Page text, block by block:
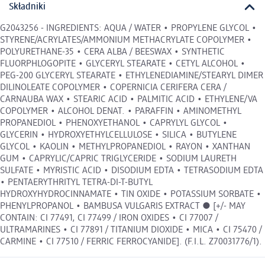
Składniki
G2043256 - INGREDIENTS: AQUA / WATER • PROPYLENE GLYCOL •
STYRENE/ACRYLATES/AMMONIUM METHACRYLATE COPOLYMER •
POLYURETHANE-35 • CERA ALBA / BEESWAX • SYNTHETIC
FLUORPHLOGOPITE • GLYCERYL STEARATE • CETYL ALCOHOL •
PEG-200 GLYCERYL STEARATE • ETHYLENEDIAMINE/STEARYL DIMER
DILINOLEATE COPOLYMER • COPERNICIA CERIFERA CERA /
CARNAUBA WAX • STEARIC ACID • PALMITIC ACID • ETHYLENE/VA
COPOLYMER • ALCOHOL DENAT. • PARAFFIN • AMINOMETHYL
PROPANEDIOL • PHENOXYETHANOL • CAPRYLYL GLYCOL •
GLYCERIN • HYDROXYETHYLCELLULOSE • SILICA • BUTYLENE
GLYCOL • KAOLIN • METHYLPROPANEDIOL • RAYON • XANTHAN
GUM • CAPRYLIC/CAPRIC TRIGLYCERIDE • SODIUM LAURETH
SULFATE • MYRISTIC ACID • DISODIUM EDTA • TETRASODIUM EDTA
• PENTAERYTHRITYL TETRA-DI-T-BUTYL
HYDROXYHYDROCINNAMATE • TIN OXIDE • POTASSIUM SORBATE •
PHENYLPROPANOL • BAMBUSA VULGARIS EXTRACT ● [+/- MAY
CONTAIN: CI 77491, CI 77499 / IRON OXIDES • CI 77007 /
ULTRAMARINES • CI 77891 / TITANIUM DIOXIDE • MICA • CI 75470 /
CARMINE • CI 77510 / FERRIC FERROCYANIDE]. (F.I.L. Z70031776/1).